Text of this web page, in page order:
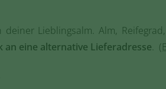
deiner Lieblingsalm. Alm,
an eine alternative Lieferadresse. (